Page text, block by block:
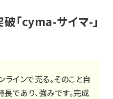
「cyma-サイマ-」
インで売る。そのこと自
であり、強みです。完成